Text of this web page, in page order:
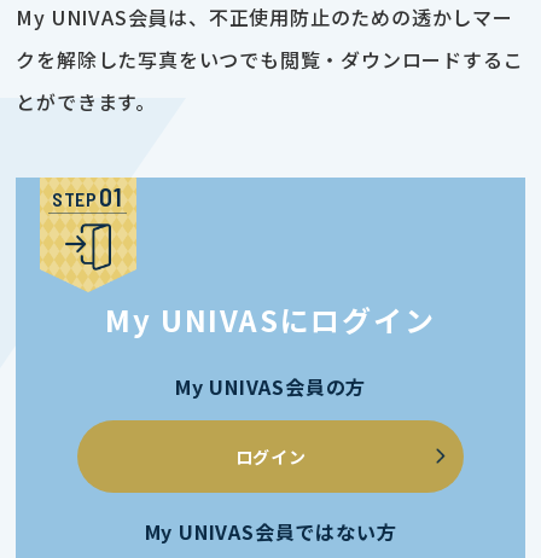
My UNIVAS会員は、不正使用防止のための透かしマー
クを解除した写真をいつでも閲覧・ダウンロードするこ
とができます。
STEP
My UNIVASにログイン
My UNIVAS会員の方
ログイン
My UNIVAS会員ではない方